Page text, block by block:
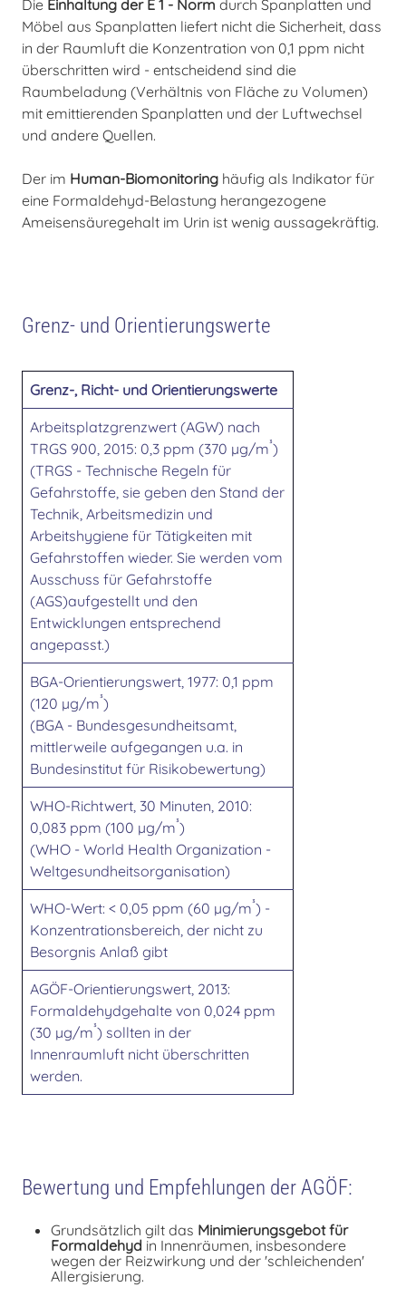
Die Einhaltung der E 1 - Norm durch Spanplatten und
Möbel aus Spanplatten liefert nicht die Sicherheit, dass
in der Raumluft die Konzentration von 0,1 ppm nicht
überschritten wird - entscheidend sind die
Raumbeladung (Verhältnis von Fläche zu Volumen)
mit emittierenden Spanplatten und der Luftwechsel
und andere Quellen.
Der im Human-Biomonitoring häufig als Indikator für
eine Formaldehyd-Belastung herangezogene
Ameisensäuregehalt im Urin ist wenig aussagekräftig.
Grenz- und Orientierungswerte
Grenz-, Richt- und Orientierungswerte
Arbeitsplatzgrenzwert (AGW) nach
TRGS 900, 2015: 0,3 ppm (370 µg/m³)
(TRGS - Technische Regeln für
Gefahrstoffe, sie geben den Stand der
Technik, Arbeitsmedizin und
Arbeitshygiene für Tätigkeiten mit
Gefahrstoffen wieder. Sie werden vom
Ausschuss für Gefahrstoffe
(AGS)aufgestellt und den
Entwicklungen entsprechend
angepasst.)
BGA-Orientierungswert, 1977: 0,1 ppm
(120 µg/m³)
(BGA - Bundesgesundheitsamt,
mittlerweile aufgegangen u.a. in
Bundesinstitut für Risikobewertung)
WHO-Richtwert, 30 Minuten, 2010:
0,083 ppm (100 µg/m³)
(WHO - World Health Organization -
Weltgesundheitsorganisation)
WHO-Wert: < 0,05 ppm (60 µg/m³) -
Konzentrationsbereich, der nicht zu
Besorgnis Anlaß gibt
AGÖF-Orientierungswert, 2013:
Formaldehydgehalte von 0,024 ppm
(30 µg/m³) sollten in der
Innenraumluft nicht überschritten
werden.
Bewertung und Empfehlungen der AGÖF:
Grundsätzlich gilt das Minimierungsgebot für
Formaldehyd in Innenräumen, insbesondere
wegen der Reizwirkung und der 'schleichenden'
Allergisierung.